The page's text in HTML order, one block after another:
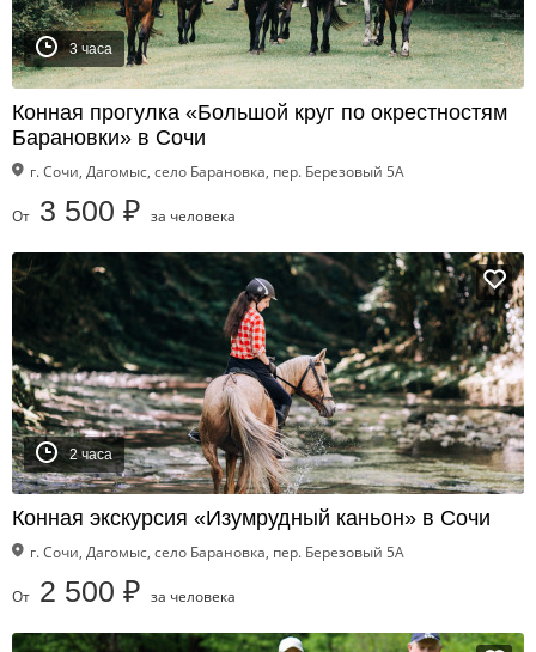
3 часа
Конная прогулка «Большой круг по окрестностям
Барановки» в Сочи
г. Сочи, Дагомыс, село Барановка, пер. Березовый 5А
От 3 500 ₽ за человека
2 часа
Конная экскурсия «Изумрудный каньон» в Сочи
г. Сочи, Дагомыс, село Барановка, пер. Березовый 5А
От 2 500 ₽ за человека